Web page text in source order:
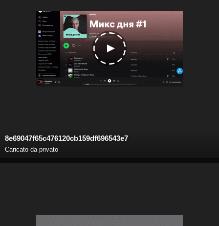
8e69047f65c476120cb159df696543e7
Caricato da privato